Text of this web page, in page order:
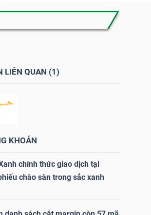
LIÊN QUAN (1)
KHOÁN
chính thức giao dịch tại
chào sàn trong sắc xanh